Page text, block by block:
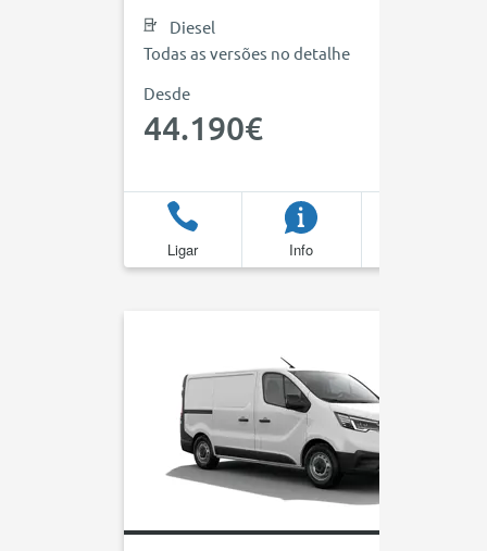
Diesel
Todas as versões no detalhe
Desde
44.190€
Ligar Info